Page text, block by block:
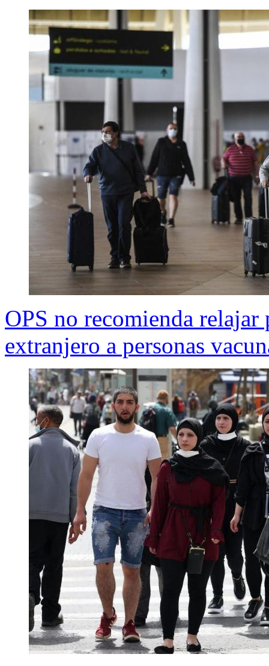
OPS no recomienda
extranjero a personas